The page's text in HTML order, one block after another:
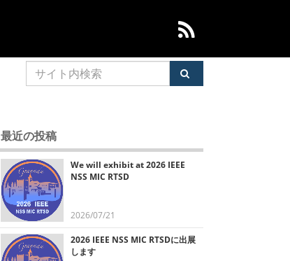
最近の投稿
We will exhibit at 2026 IEEE
NSS MIC RTSD
2026/07/21
2026 IEEE NSS MIC RTSDに出展
します